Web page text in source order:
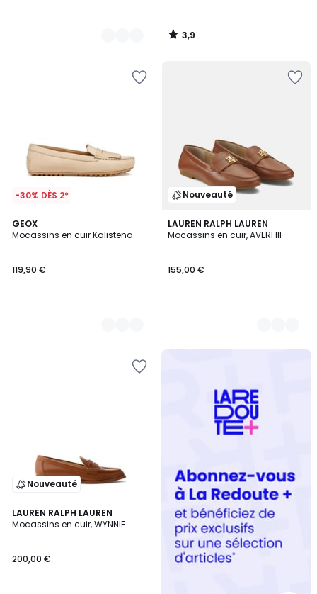
3,9
/
-30% DÈS 2*
GEOX
Mocassins en cuir Kalistena
119,90 €
2
Couleurs
Nouveauté
LAUREN RALPH LAUREN
Mocassins en cuir, AVERI III
155,00 €
2
Couleurs
Nouveauté
LAUREN RALPH LAUREN
Mocassins en cuir, WYNNIE
200,00 €
5
/
2
Couleurs